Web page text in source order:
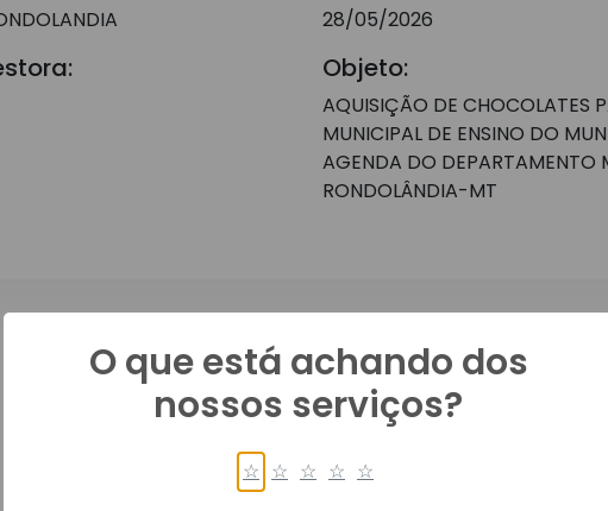
28/05/2026
Objeto:
AQUISIÇÃO DE CHOCOLATES
MUNICIPAL DE ENSINO DO
AGENDA DO DEPARTAMENTO
RONDOLÂNDIA-MT
O que está achando dos
nossos serviços?
☆ ☆ ☆ ☆ ☆